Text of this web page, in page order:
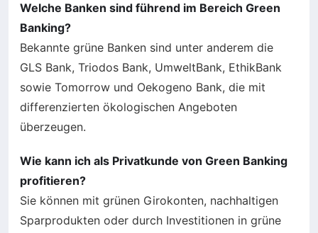
Welche Banken sind führend im Bereich Green
Banking?
Bekannte grüne Banken sind unter anderem die
GLS Bank, Triodos Bank, UmweltBank, EthikBank
sowie Tomorrow und Oekogeno Bank, die mit
differenzierten ökologischen Angeboten
überzeugen.
Wie kann ich als Privatkunde von Green Banking
profitieren?
Sie können mit grünen Girokonten, nachhaltigen
Sparprodukten oder durch Investitionen in grüne